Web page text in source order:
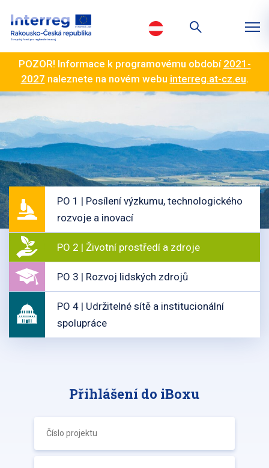
POZOR! Informace k programovému období 2021-
2027 naleznete na novém webu interreg.at-cz.eu.
PO 1 | Posílení výzkumu, technologického
rozvoje a inovací
PO 2 | Životní prostředí a zdroje
PO 3 | Rozvoj lidských zdrojů
PO 4 | Udržitelné sítě a institucionální
spolupráce
Přihlášení do iBoxu